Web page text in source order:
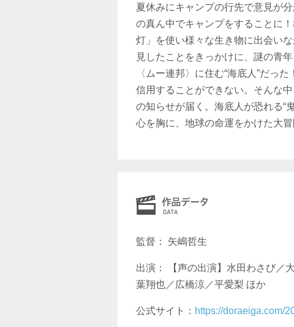
夏休みにキャンプの行先で意見が
の真ん中でキャンプをすることに
灯」を使い様々な生き物に出会い
見したことをきっかけに、謎の青
〈ムー連邦〉に住む“海底人”だっ
信用することができない。そんな
の知らせが届く。海底人が恐れる“
心を胸に、地球の命運をかけた大冒
監督： 矢嶋哲生
出演： 【声の出演】水田わさび／
葉翔也／広橋涼／平愛梨 ほか
公式サイト： https://doraeiga.com/